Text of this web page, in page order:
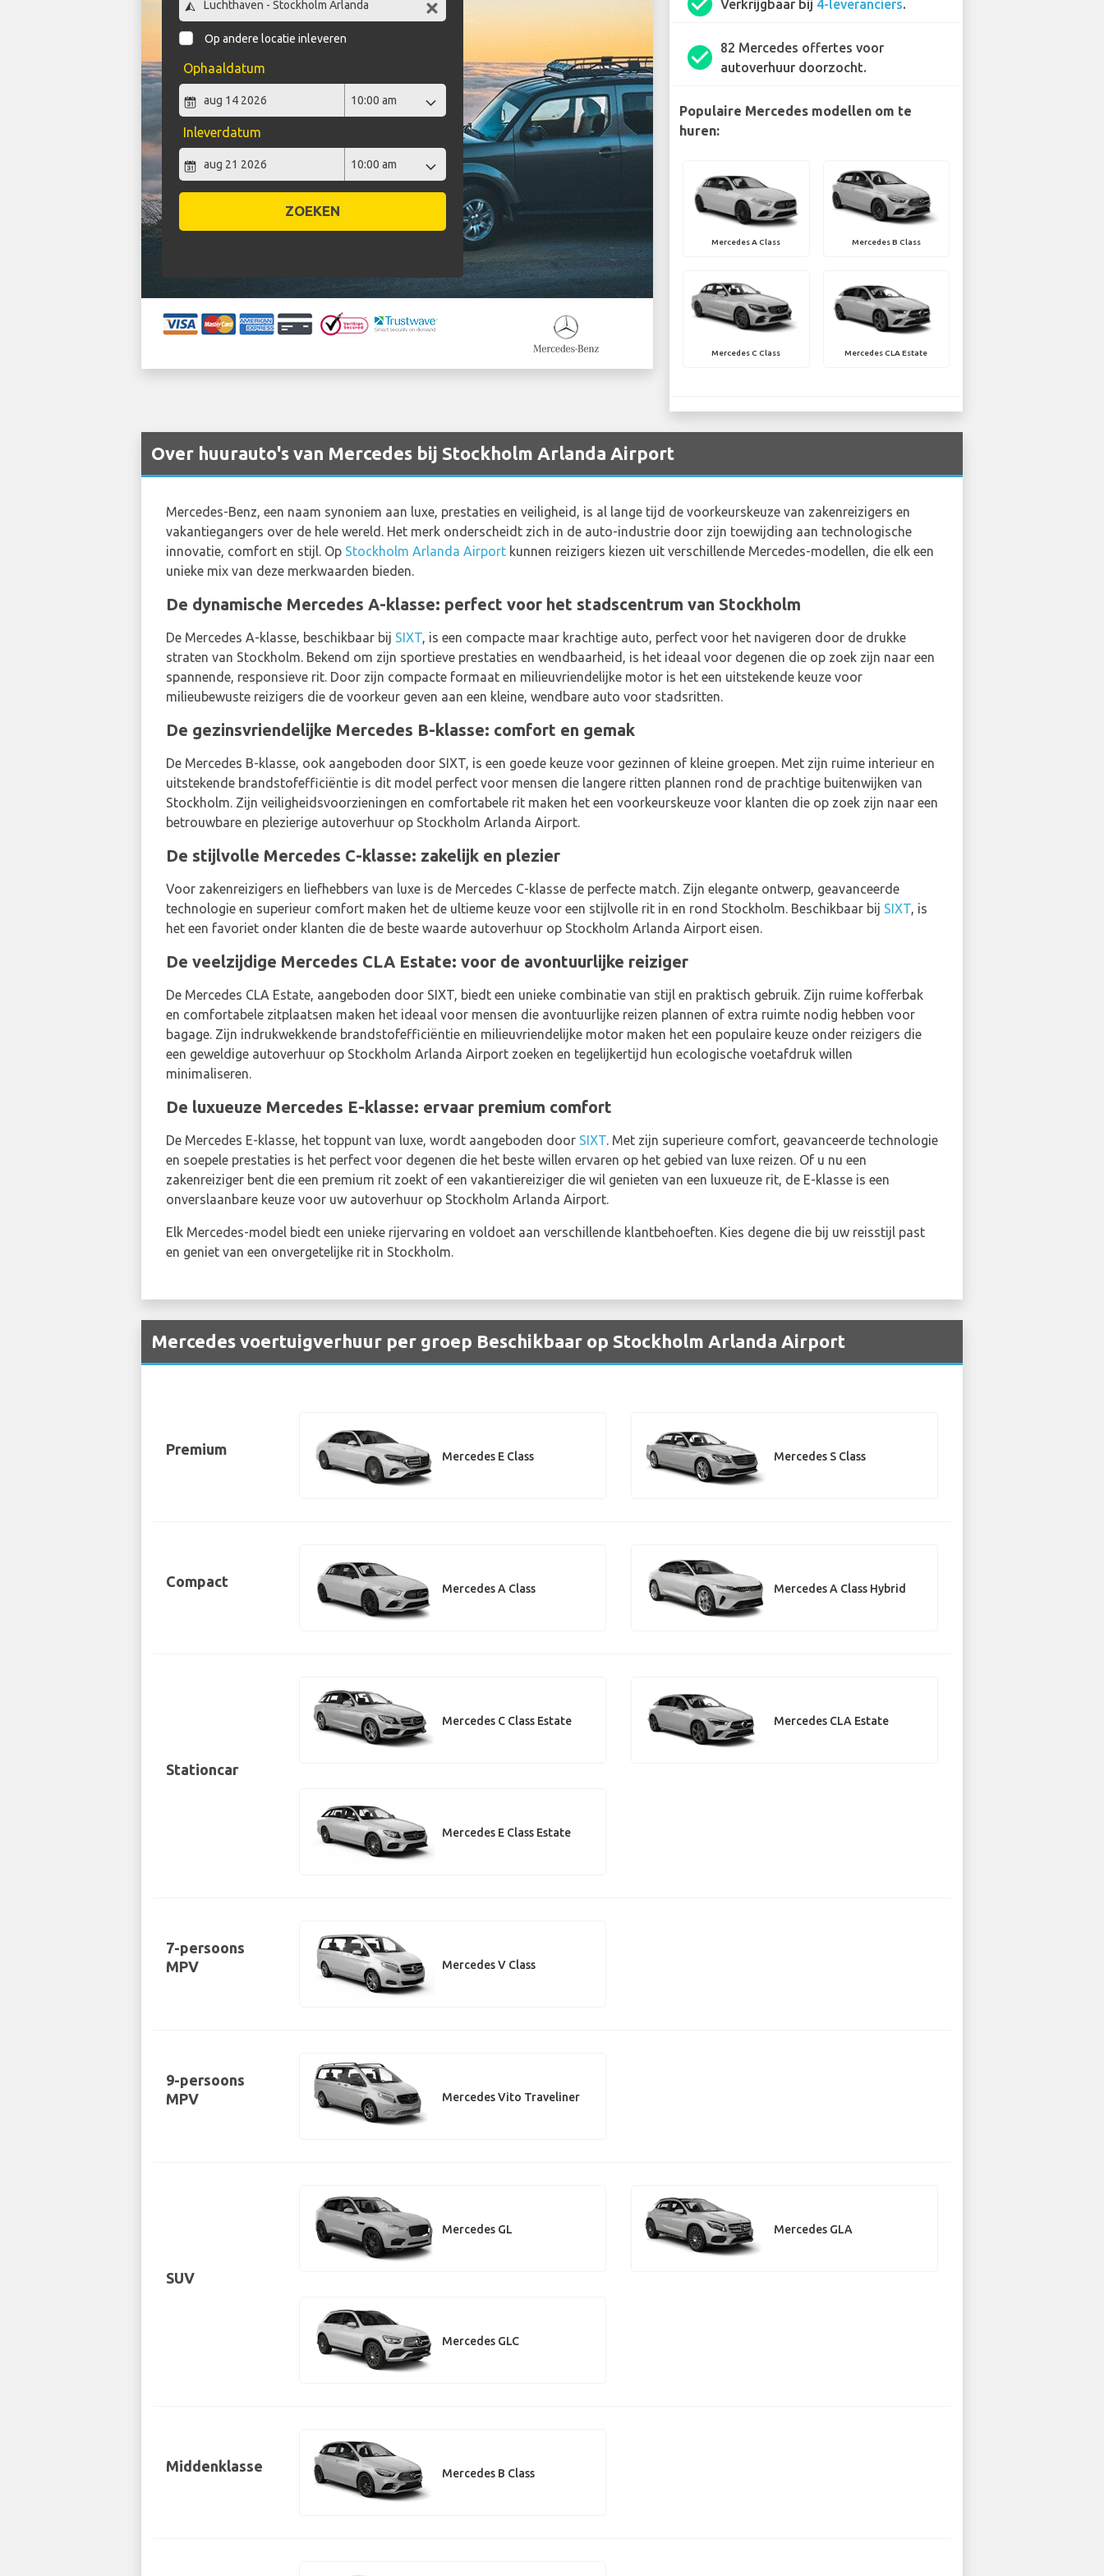
Op andere locatie inleveren
Ophaaldatum
Inleverdatum
ZOEKEN
Verkrijgbaar bij 4-leveranciers.
check_circle
82 Mercedes offertes voor
autoverhuur doorzocht.
Populaire Mercedes modellen om te
huren:
Mercedes A Class Mercedes B Class
Mercedes C Class Mercedes CLA Estate
Over huurauto's van Mercedes bij Stockholm Arlanda Airport
Mercedes-Benz, een naam synoniem aan luxe, prestaties en veiligheid, is al lange tijd de voorkeurskeuze van zakenreizigers en
vakantiegangers over de hele wereld. Het merk onderscheidt zich in de auto-industrie door zijn toewijding aan technologische
innovatie, comfort en stijl. Op Stockholm Arlanda Airport kunnen reizigers kiezen uit verschillende Mercedes-modellen, die elk een
unieke mix van deze merkwaarden bieden.
De dynamische Mercedes A-klasse: perfect voor het stadscentrum van Stockholm
De Mercedes A-klasse, beschikbaar bij SIXT, is een compacte maar krachtige auto, perfect voor het navigeren door de drukke
straten van Stockholm. Bekend om zijn sportieve prestaties en wendbaarheid, is het ideaal voor degenen die op zoek zijn naar een
spannende, responsieve rit. Door zijn compacte formaat en milieuvriendelijke motor is het een uitstekende keuze voor
milieubewuste reizigers die de voorkeur geven aan een kleine, wendbare auto voor stadsritten.
De gezinsvriendelijke Mercedes B-klasse: comfort en gemak
De Mercedes B-klasse, ook aangeboden door SIXT, is een goede keuze voor gezinnen of kleine groepen. Met zijn ruime interieur en
uitstekende brandstofefficiëntie is dit model perfect voor mensen die langere ritten plannen rond de prachtige buitenwijken van
Stockholm. Zijn veiligheidsvoorzieningen en comfortabele rit maken het een voorkeurskeuze voor klanten die op zoek zijn naar een
betrouwbare en plezierige autoverhuur op Stockholm Arlanda Airport.
De stijlvolle Mercedes C-klasse: zakelijk en plezier
Voor zakenreizigers en liefhebbers van luxe is de Mercedes C-klasse de perfecte match. Zijn elegante ontwerp, geavanceerde
technologie en superieur comfort maken het de ultieme keuze voor een stijlvolle rit in en rond Stockholm. Beschikbaar bij SIXT, is
het een favoriet onder klanten die de beste waarde autoverhuur op Stockholm Arlanda Airport eisen.
De veelzijdige Mercedes CLA Estate: voor de avontuurlijke reiziger
De Mercedes CLA Estate, aangeboden door SIXT, biedt een unieke combinatie van stijl en praktisch gebruik. Zijn ruime kofferbak
en comfortabele zitplaatsen maken het ideaal voor mensen die avontuurlijke reizen plannen of extra ruimte nodig hebben voor
bagage. Zijn indrukwekkende brandstofefficiëntie en milieuvriendelijke motor maken het een populaire keuze onder reizigers die
een geweldige autoverhuur op Stockholm Arlanda Airport zoeken en tegelijkertijd hun ecologische voetafdruk willen
minimaliseren.
De luxueuze Mercedes E-klasse: ervaar premium comfort
De Mercedes E-klasse, het toppunt van luxe, wordt aangeboden door SIXT. Met zijn superieure comfort, geavanceerde technologie
en soepele prestaties is het perfect voor degenen die het beste willen ervaren op het gebied van luxe reizen. Of u nu een
zakenreiziger bent die een premium rit zoekt of een vakantiereiziger die wil genieten van een luxueuze rit, de E-klasse is een
onverslaanbare keuze voor uw autoverhuur op Stockholm Arlanda Airport.
Elk Mercedes-model biedt een unieke rijervaring en voldoet aan verschillende klantbehoeften. Kies degene die bij uw reisstijl past
en geniet van een onvergetelijke rit in Stockholm.
Mercedes voertuigverhuur per groep Beschikbaar op Stockholm Arlanda Airport
Premium Mercedes E Class Mercedes S Class
Compact Mercedes A Class Mercedes A Class Hybrid
Stationcar
Mercedes C Class Estate Mercedes CLA Estate
Mercedes E Class Estate
7-persoons
MPV
Mercedes V Class
9-persoons
MPV
Mercedes Vito Traveliner
SUV
Mercedes GL Mercedes GLA
Mercedes GLC
Middenklasse Mercedes B Class